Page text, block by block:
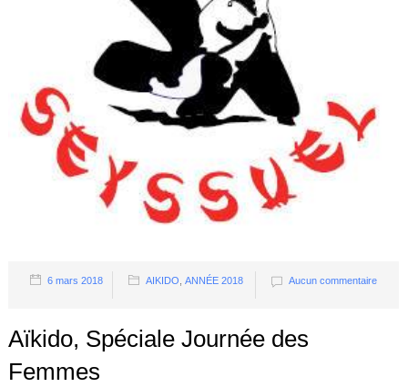
6 mars 2018 AIKIDO, ANNÉE 2018 Aucun commentaire
Aïkido, Spéciale Journée des
Femmes